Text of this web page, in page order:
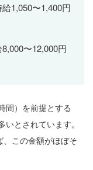
1,050〜1,400円
〜12,000円
間）を前提とする
とされています。
この金額がほぼそ